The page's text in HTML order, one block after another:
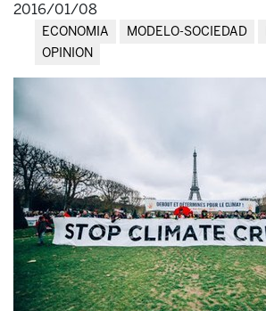
2016/01/08
ECONOMIA MODELO-SOCIEDAD
OPINION